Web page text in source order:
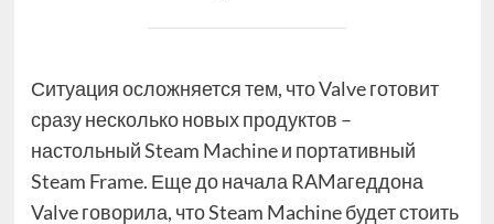
Ситуация осложняется тем, что Valve готовит
сразу несколько новых продуктов –
настольный Steam Machine и портативный
Steam Frame. Еще до начала RAMагеддона
Valve говорила, что Steam Machine будет стоить